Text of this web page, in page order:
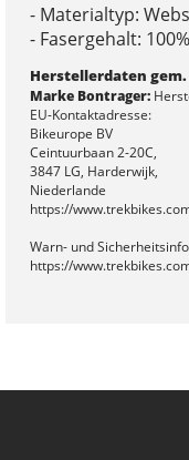
- Materialtyp:
- Fasergehalt:
Herstellerdaten gem.
Marke Bontrager:
EU-Kontaktadresse:
Bikeurope BV
Ceintuurbaan 2-20C,
3847 LG, Harderwijk,
Niederlande
https://
Warn- und
https://